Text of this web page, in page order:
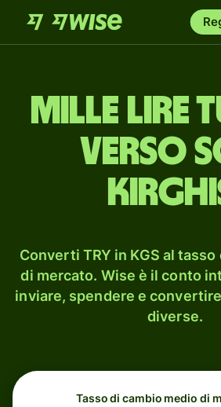
mille lire
verso
Converti TRY in KGS al
di mercato. Wise è il conto
inviare, spendere e
diverse.
Tasso di cambio medio di